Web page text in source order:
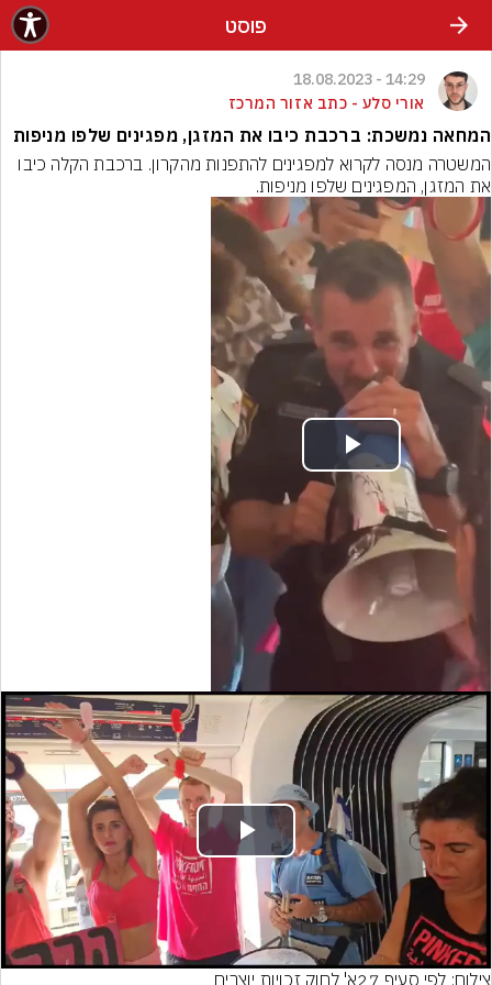
פוסט
14:29 - 18.08.2023
אורי סלע - כתב אזור המרכז
המחאה נמשכת: ברכבת כיבו את המזגן, מפגינים שלפו מניפות
את המזגן, המפגינים שלפו מניפות.
Play
Video
Play
Video
צילום: לפי סעיף 27א' לחוק זכויות יוצרים